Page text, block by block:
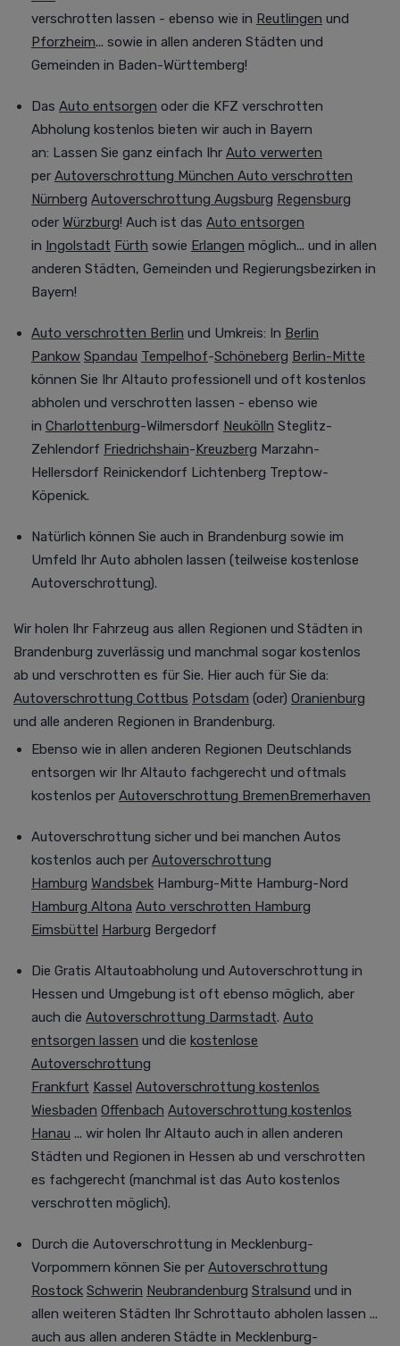
verschrotten lassen - ebenso wie in Reutlingen und
Pforzheim... sowie in allen anderen Städten und
Gemeinden in Baden-Württemberg!
Das Auto entsorgen oder die KFZ verschrotten
Abholung kostenlos bieten wir auch in Bayern
an: Lassen Sie ganz einfach Ihr Auto verwerten
per Autoverschrottung München Auto verschrotten
Nürnberg Autoverschrottung Augsburg Regensburg
oder Würzburg! Auch ist das Auto entsorgen
in Ingolstadt Fürth sowie Erlangen möglich... und in allen
anderen Städten, Gemeinden und Regierungsbezirken in
Bayern!
Auto verschrotten Berlin und Umkreis: In Berlin
Pankow Spandau Tempelhof-Schöneberg Berlin-Mitte
können Sie Ihr Altauto professionell und oft kostenlos
abholen und verschrotten lassen - ebenso wie
in Charlottenburg-Wilmersdorf Neukölln Steglitz-
Zehlendorf Friedrichshain-Kreuzberg Marzahn-
Hellersdorf Reinickendorf Lichtenberg Treptow-
Köpenick.
Natürlich können Sie auch in Brandenburg sowie im
Umfeld Ihr Auto abholen lassen (teilweise kostenlose
Autoverschrottung).
Wir holen Ihr Fahrzeug aus allen Regionen und Städten in
Brandenburg zuverlässig und manchmal sogar kostenlos
ab und verschrotten es für Sie. Hier auch für Sie da:
Autoverschrottung Cottbus Potsdam (oder) Oranienburg
und alle anderen Regionen in Brandenburg.
Ebenso wie in allen anderen Regionen Deutschlands
entsorgen wir Ihr Altauto fachgerecht und oftmals
kostenlos per Autoverschrottung BremenBremerhaven
Autoverschrottung sicher und bei manchen Autos
kostenlos auch per Autoverschrottung
Hamburg Wandsbek Hamburg-Mitte Hamburg-Nord
Hamburg Altona Auto verschrotten Hamburg
Eimsbüttel Harburg Bergedorf
Die Gratis Altautoabholung und Autoverschrottung in
Hessen und Umgebung ist oft ebenso möglich, aber
auch die Autoverschrottung Darmstadt. Auto
entsorgen lassen und die kostenlose
Autoverschrottung
Frankfurt Kassel Autoverschrottung kostenlos
Wiesbaden Offenbach Autoverschrottung kostenlos
Hanau ... wir holen Ihr Altauto auch in allen anderen
Städten und Regionen in Hessen ab und verschrotten
es fachgerecht (manchmal ist das Auto kostenlos
verschrotten möglich).
Durch die Autoverschrottung in Mecklenburg-
Vorpommern können Sie per Autoverschrottung
Rostock Schwerin Neubrandenburg Stralsund und in
allen weiteren Städten Ihr Schrottauto abholen lassen ...
auch aus allen anderen Städte in Mecklenburg-